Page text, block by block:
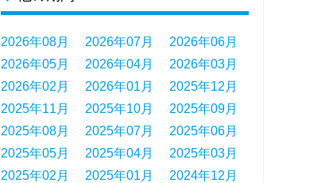
2026年08月 2026年07月
2026年06月
2026年05月
2026年04月
2026年03月
2026年02月
2026年01月
2025年12月
2025年11月
2025年10月
2025年09月
2025年08月
2025年07月
2025年06月
2025年05月
2025年04月
2025年03月
2025年02月
2025年01月
2024年12月